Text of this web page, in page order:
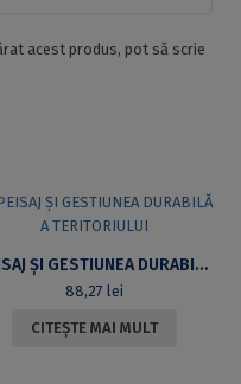
acest produs, pot să scrie
PEISAJ ȘI GESTIUNEA DURABILĂ A TERITORIULUI
88,27lei
CITEȘTE MAI MULT